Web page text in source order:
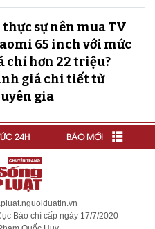
thực sự nên mua TV
65 inch với mức
chỉ hơn 22 triệu?
giá chi tiết từ
gia
24H BÁO MỚI
Báo chí cấp ngày 17/7/2020